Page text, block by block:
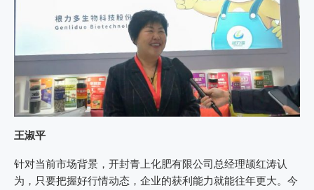
王淑平
针对当前市场背景，开封青上化肥有限公司总经理颉红涛认
为，只要把握好行情动态，企业的获利能力就能往年更大。今